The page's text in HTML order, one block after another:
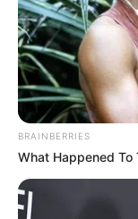
BRAINBERRIES
What Happened To